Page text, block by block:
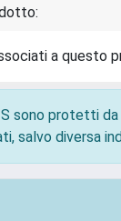
a questo
sono protetti
salvo diversa